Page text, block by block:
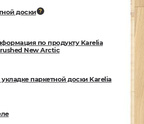
доски
по продукту Karelia
New Arctic
паркетной доски Karelia